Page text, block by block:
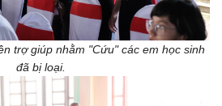
trợ giúp nhằm "Cứu" các em học sinh
đã bị loại.